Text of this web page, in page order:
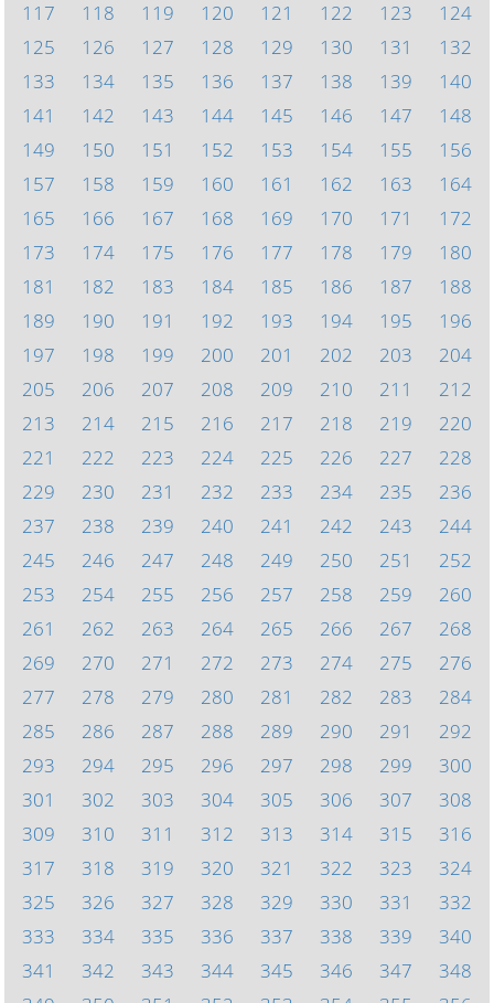
117
118 119 120 121 122 123
124
125
126 127 128 129 130 131
132
133
134 135 136 137 138 139
140
141
142 143 144 145 146 147
148
149
150 151 152 153 154 155
156
157
158 159 160 161 162 163
164
165
166 167 168 169 170 171
172
173
174 175 176 177 178 179
180
181
182 183 184 185 186 187
188
189
190 191 192 193 194 195
196
197
198 199 200 201 202 203
204
205
206 207 208 209 210 211
212
213
214 215 216 217 218 219
220
221
222 223 224 225 226 227
228
229
230 231 232 233 234 235
236
237
238 239 240 241 242 243
244
245
246 247 248 249 250 251
252
253
254 255 256 257 258 259
260
261
262 263 264 265 266 267
268
269
270 271 272 273 274 275
276
277
278 279 280 281 282 283
284
285
286 287 288 289 290 291
292
293
294 295 296 297 298 299
300
301
302 303 304 305 306 307
308
309
310 311 312 313 314 315
316
317
318 319 320 321 322 323
324
325
326 327 328 329 330 331
332
333
334 335 336 337 338 339
340
341
342 343 344 345 346 347
348